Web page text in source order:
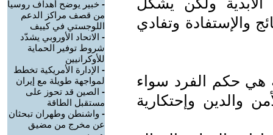
والإستفادة وتفادي
هي حكم الفرد سواء
والدين وإحتكارية
- خبير يوضح أهداف روسيا
من قصف مراكز الدعم
اللوجستي في كييف
- الاتحاد الأوروبي يشدّد
شروط توفير الحماية
للأوكرانيين
- الإدارة الأمريكية تخطط
لمواجهة طويلة مع إيران
- الصين قد تحوز على
مستقبل الطاقة
- واشنطن وطهران تبحثان
عن مخرج من مضيق